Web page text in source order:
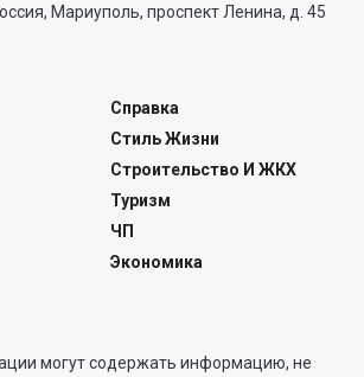
Мариуполь, проспект Ленина, д. 45
Справка
Стиль Жизни
Строительство И ЖКХ
Туризм
ЧП
Экономика
могут содержать информацию, не